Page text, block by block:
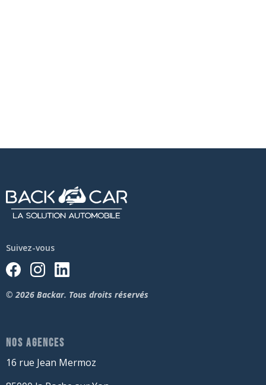
Suivez-vous
© 2026 Backar. Tous droits réservés
NOS AGENCES
16 rue Jean Mermoz